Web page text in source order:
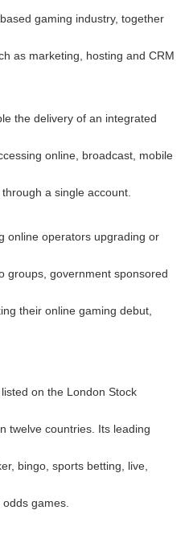
gaming industry, together
as marketing, hosting and CRM
the delivery of an integrated
online, broadcast, mobile
a single account.
online operators upgrading or
groups, government sponsored
their online gaming debut,
on the London Stock
twelve countries. Its leading
bingo, sports betting, live,
games.